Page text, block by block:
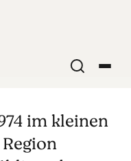
im kleinen